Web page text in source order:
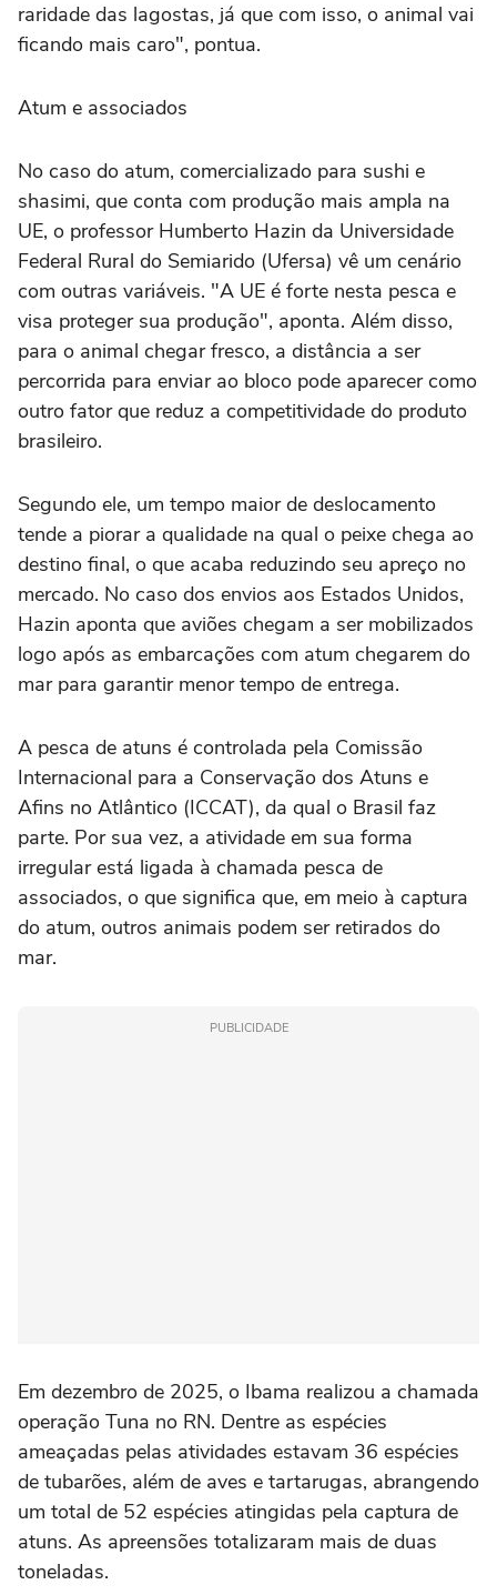
raridade das lagostas, já que com isso, o animal vai
ficando mais caro", pontua.
Atum e associados
No caso do atum, comercializado para sushi e
shasimi, que conta com produção mais ampla na
UE, o professor Humberto Hazin da Universidade
Federal Rural do Semiarido (Ufersa) vê um cenário
com outras variáveis. "A UE é forte nesta pesca e
visa proteger sua produção", aponta. Além disso,
para o animal chegar fresco, a distância a ser
percorrida para enviar ao bloco pode aparecer como
outro fator que reduz a competitividade do produto
brasileiro.
Segundo ele, um tempo maior de deslocamento
tende a piorar a qualidade na qual o peixe chega ao
destino final, o que acaba reduzindo seu apreço no
mercado. No caso dos envios aos Estados Unidos,
Hazin aponta que aviões chegam a ser mobilizados
logo após as embarcações com atum chegarem do
mar para garantir menor tempo de entrega.
A pesca de atuns é controlada pela Comissão
Internacional para a Conservação dos Atuns e
Afins no Atlântico (ICCAT), da qual o Brasil faz
parte. Por sua vez, a atividade em sua forma
irregular está ligada à chamada pesca de
associados, o que significa que, em meio à captura
do atum, outros animais podem ser retirados do
mar.
PUBLICIDADE
Em dezembro de 2025, o Ibama realizou a chamada
operação Tuna no RN. Dentre as espécies
ameaçadas pelas atividades estavam 36 espécies
de tubarões, além de aves e tartarugas, abrangendo
um total de 52 espécies atingidas pela captura de
atuns. As apreensões totalizaram mais de duas
toneladas.